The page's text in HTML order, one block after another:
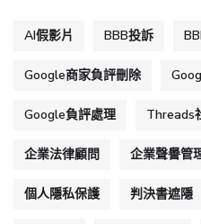
AI假影片 BBB投訴
Google商家負評刪除
Google負評處理 Threads
企業法律顧問 企業聲譽管
個人隱私保護 判決書遮隱